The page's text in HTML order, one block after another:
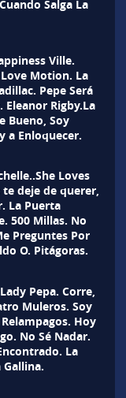
Salga La
Ville.
Motion. La
Pepe Será
Eleanor Rigby.La
Bueno, Soy
a Enloquecer.
Loves
te deje de querer,
La Puerta
500 Millas. No
Preguntes Por
O. Pitágoras.
Pepa. Corre,
Muleros. Soy
Hoy
No Sé Nadar.
La